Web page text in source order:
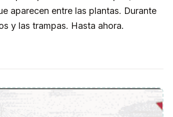
aparecen entre las plantas. Durante
y las trampas. Hasta ahora.